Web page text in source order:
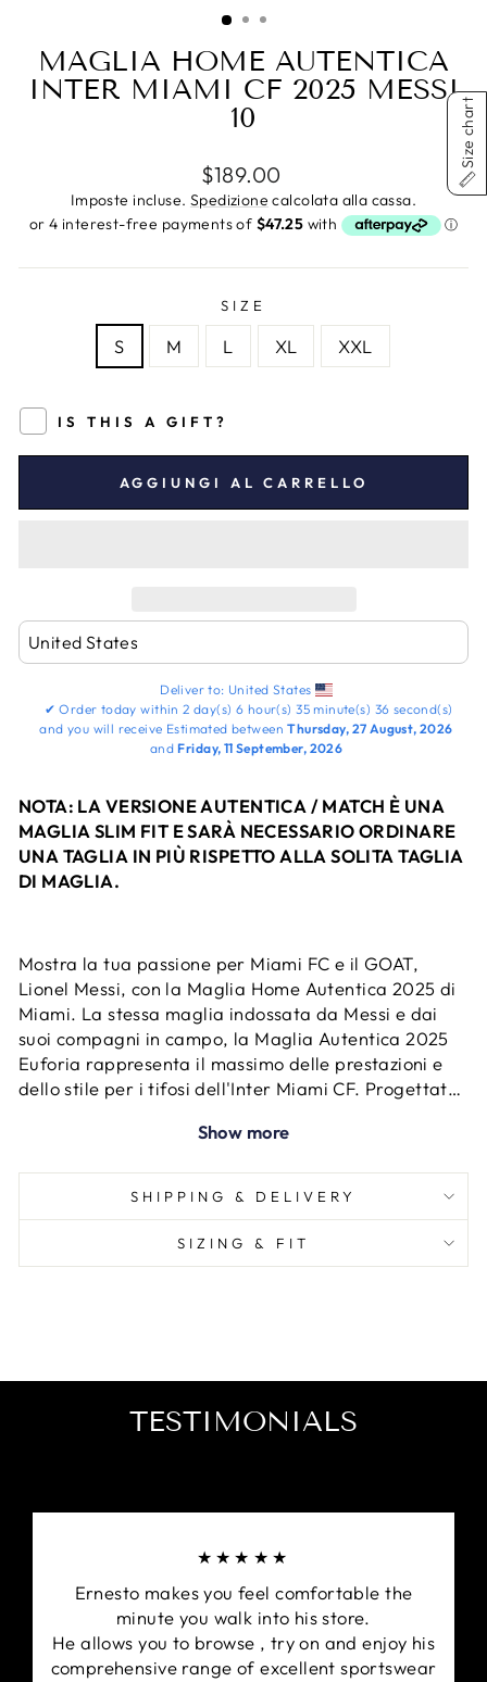
MAGLIA HOME AUTENTICA
INTER MIAMI CF 2025 MESSI
10
Prezzo
di
listino
$189.00
Imposte incluse. Spedizione calcolata alla cassa.
SIZE
S M L XL XXL
IS THIS A GIFT?
AGGIUNGI AL CARRELLO
Deliver to: United States
✔Order today within2 day(s) 6 hour(s) 35 minute(s) 36 second(s)
and you will receive Estimated betweenThursday, 27 August, 2026
andFriday, 11 September, 2026
NOTA: LA VERSIONE AUTENTICA / MATCH È UNA
MAGLIA SLIM FIT E SARÀ NECESSARIO ORDINARE
UNA TAGLIA IN PIÙ RISPETTO ALLA SOLITA TAGLIA
DI MAGLIA.
Mostra la tua passione per Miami FC e il GOAT,
Lionel Messi, con la Maglia Home Autentica 2025 di
Miami. La stessa maglia indossata da Messi e dai
suoi compagni in campo, la Maglia Autentica 2025
Euforia rappresenta il massimo delle prestazioni e
dello stile per i tifosi dell'Inter Miami CF. Progettata
rosa presenta una vestibilità precisa con tessuto
pressione. Con il nome e il numero iconico di Messi
vivere il gioco proprio come i professionisti.
Show more
SHIPPING & DELIVERY
SIZING & FIT
TESTIMONIALS
★★★★★
Ernesto makes you feel comfortable the
minute you walk into his store.
He allows you to browse , try on and enjoy his
comprehensive range of excellent sportswear
Size chart